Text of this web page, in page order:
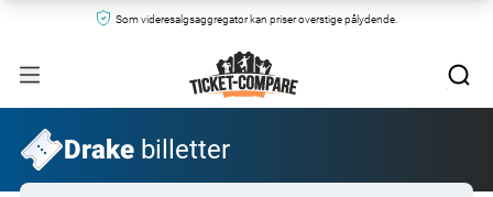
Som videresalgsaggregator kan priser overstige pålydende.
Drake billetter